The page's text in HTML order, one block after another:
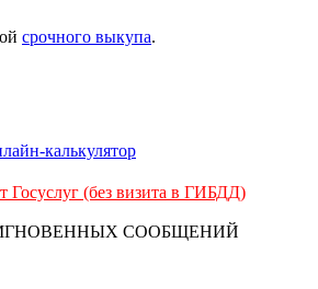
срочного выкупа.
Госуслуг (без визита в ГИБДД)
СООБЩЕНИЙ